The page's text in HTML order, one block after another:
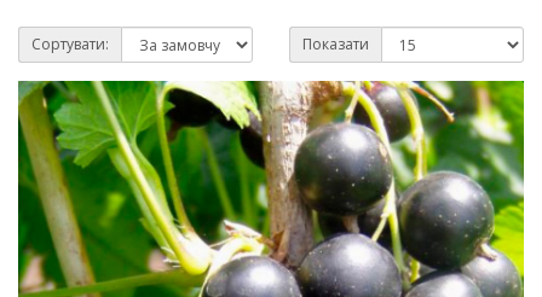
Сортувати: Показати